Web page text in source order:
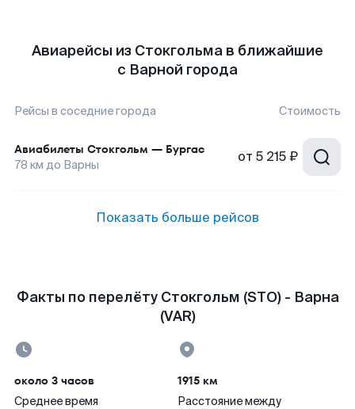
Авиарейсы из Стокгольма в ближайшие
с Варной города
Рейсы в соседние города Стоимость
Авиабилеты Стокгольм — Бургас
78 км до Варны от 5 215 ₽
Показать больше рейсов
Факты по перелёту Стокгольм (STO) - Варна
(VAR)
около 3 часов
Среднее время
1915 км
Расстояние между